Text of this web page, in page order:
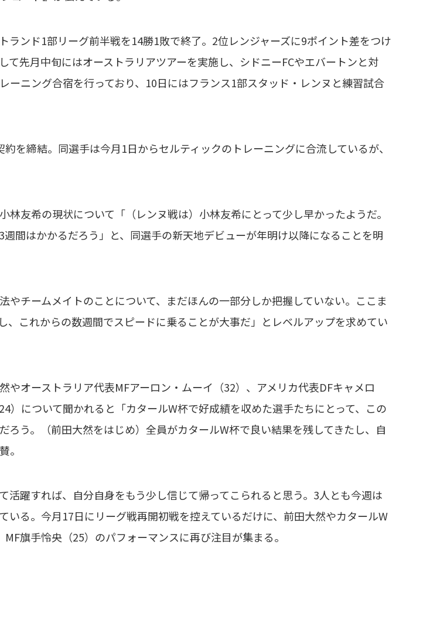
ランド1部リーグ前半戦を14勝1敗で終了。2位レンジャーズに9ポイント差をつけ
て先月中旬にはオーストラリアツアーを実施し、シドニーFCやエバートンと対
ーニング合宿を行っており、10日にはフランス1部スタッド・レンヌと練習試合
を締結。同選手は今月1日からセルティックのトレーニングに合流しているが、
友希の現状について「（レンヌ戦は）小林友希にとって少し早かったようだ。
間はかかるだろう」と、同選手の新天地デビューが年明け以降になることを明
やチームメイトのことについて、まだほんの一部分しか把握していない。ここま
、これからの数週間でスピードに乗ることが大事だ」とレベルアップを求めてい
やオーストラリア代表MFアーロン・ムーイ（32）、アメリカ代表DFキャメロ
）について聞かれると「カタールW杯で好成績を収めた選手たちにとって、この
ろう。（前田大然をはじめ）全員がカタールW杯で良い結果を残してきたし、自
。
活躍すれば、自分自身をもう少し信じて帰ってこられると思う。3人とも今週は
いる。今月17日にリーグ戦再開初戦を控えているだけに、前田大然やカタールW
旗手怜央（25）のパフォーマンスに再び注目が集まる。